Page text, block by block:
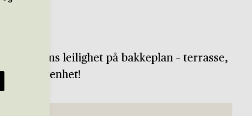
3-roms leilighet på bakkeplan – terrasse,
beliggenhet!